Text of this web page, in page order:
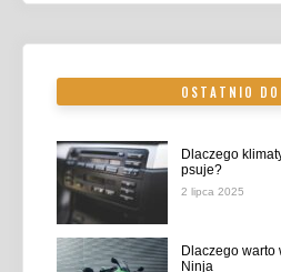
OSTATNIO
Dlaczego
psuje?
2 lipca 2025
Dlaczego warto
Ninja